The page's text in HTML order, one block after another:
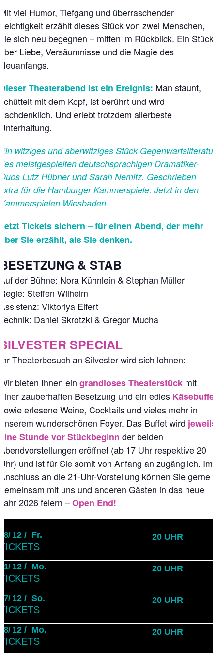
Mit viel Humor, Tiefgang und überraschender
Leichtigkeit erzählt dieses Stück von zwei Menschen,
die sich neu begegnen – mitten im Rückblick. Ein Stück
über Liebe, Versäumnisse und die Magie des
Neuanfangs.
Dieser Theaterabend ist ein Ereignis: Man staunt,
schüttelt mit dem Kopf, ist berührt und wird
nachdenklich. Und erlebt trotzdem allerbeste
Unterhaltung.
Ein witziges und aberwitziges Stück Gegenwartsliteratur
des meistgespielten deutschsprachigen Dramatiker-
Duos Lutz Hübner und Sarah Nemitz. Geschrieben
extra für die Hamburger Kammerspiele. Jetzt in den
Kammerspielen Wiesbaden.
Jetzt Tickets sichern – für einen Abend, der mehr
über Sie erzählt, als Sie denken.
BESETZUNG & STAB
Auf der Bühne: Nora Kühnlein & Stephan Müller
Regie: Steffen Wilhelm
Assistenz: Viktoriya Eifert
Technik: Daniel Skrotzki & Gregor Mucha
SILVESTER SPECIAL
Ihr Theaterbesuch an Silvester wird sich lohnen:
Wir bieten Ihnen eingrandioses Theaterstück mit
einer zauberhaften Besetzung und ein edles Käsebuffet
sowie erlesene Weine, Cocktails und vieles mehr in
unserem wunderschönen Foyer. Das Buffet wird jeweils
eine Stunde vor Stückbeginn der beiden
Abendvorstellungen eröffnet (ab 17 Uhr respektive 20
Uhr) und ist für Sie somit von Anfang an zugänglich. Im
Anschluss an die 21-Uhr-Vorstellung können Sie gerne
gemeinsam mit uns und anderen Gästen in das neue
Jahr 2026 feiern –Open End!
18/ 12 / Fr. 20 UHR
TICKETS
21/ 12 / Mo. 20 UHR
TICKETS
27/ 12 /So. 20 UHR
TICKETS
28/ 12 / Mo. 20 UHR
TICKETS